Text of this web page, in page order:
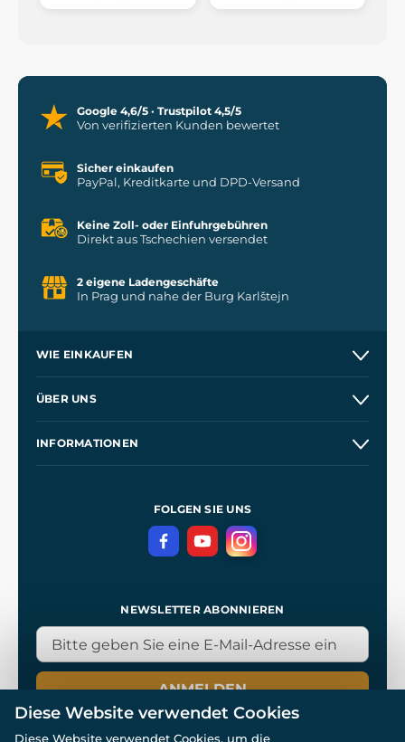
Google 4,6/5 · Trustpilot 4,5/5
Von verifizierten Kunden bewertet
Sicher einkaufen
PayPal, Kreditkarte und DPD-Versand
Keine Zoll- oder Einfuhrgebühren
Direkt aus Tschechien versendet
2 eigene Ladengeschäfte
In Prag und nahe der Burg Karlštejn
WIE EINKAUFEN
Kontakt
ÜBER UNS
INFORMATIONEN
DatenschutzerklärungFOLGEN SIE UNS
NEWSLETTER ABONNIEREN
ANMELDEN
Diese Website verwendet Cookies
Diese Website verwendet Cookies, um die